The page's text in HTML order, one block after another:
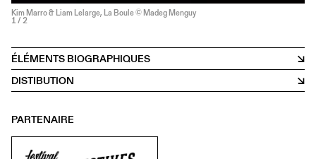
Kim Marro & Liam Lelarge, La Boule © Madeg Menguy
1 / 2
ÉLÉMENTS BIOGRAPHIQUES
DISTIBUTION
PARTENAIRE